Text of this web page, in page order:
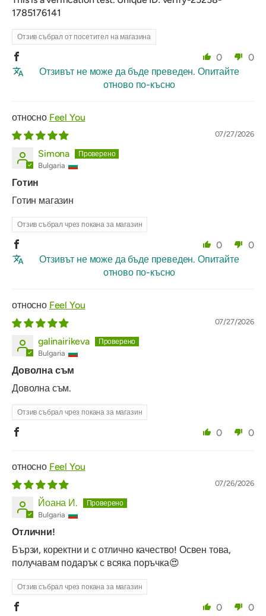
1785176141
Отзив събрал от посетител на магазина
0
0
Отзивът не може да бъде преведен. Опитайте
отново по-късно
Feel You
07/27/2026
Simona
Bulgaria
Готин
Готин магазин
Отзив събрал чрез покана за магазин
0
0
Отзивът не може да бъде преведен. Опитайте
отново по-късно
Feel You
07/27/2026
galinairikeva
Bulgaria
Доволна съм
Доволна съм.
Отзив събрал чрез покана за магазин
0 0
Feel You
07/26/2026
Йоана И.
Bulgaria
Отлични!
Бързи, коректни и с отлично качество! Освен това,
получавам подарък с всяка поръчка😍
Отзив събрал чрез покана за магазин
0 0